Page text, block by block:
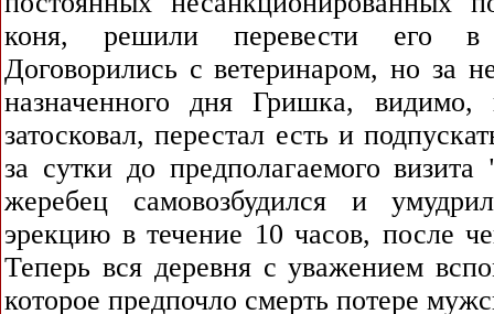
коня, решили перевести его в
Договорились с ветеринаром, но за
назначенного дня Гришка, видимо,
затосковал, перестал есть и
за сутки до предполагаемого визита
жеребец самовозбудился и
эрекцию в течение 10 часов, после
Теперь вся деревня с уважением
которое предпочло смерть потере